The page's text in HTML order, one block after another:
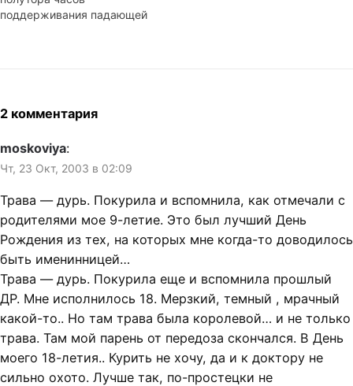
часов в 7 утра перелёг на
балкон,…
поддерживания падающей
кофейне. Потом снова
смотрел South Park и играл
в NWN. Потом с zepp'ом
пили…
2 комментария
moskoviya:
Чт, 23 Окт, 2003 в 02:09
Трава — дурь. Покурила и вспомнила, как отмечали с
родителями мое 9-летие. Это был лучший День
Рождения из тех, на которых мне когда-то доводилось
быть именинницей…
Трава — дурь. Покурила еще и вспомнила прошлый
ДР. Мне исполнилось 18. Мерзкий, темный , мрачный
какой-то.. Но там трава была королевой… и не только
трава. Там мой парень от передоза скончался. В День
моего 18-летия.. Курить не хочу, да и к доктору не
сильно охото. Лучше так, по-простецки не